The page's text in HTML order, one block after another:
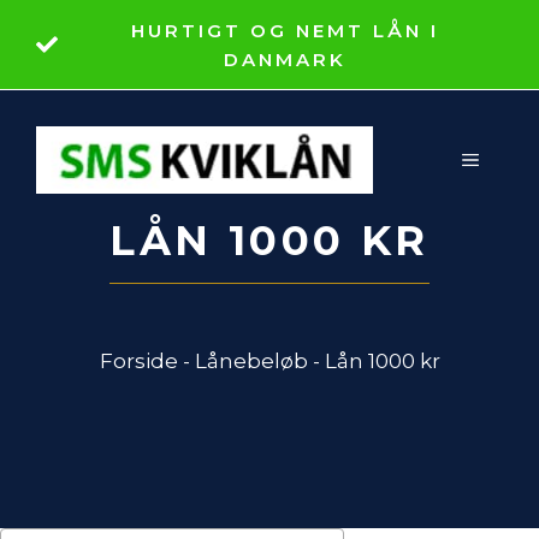
HURTIGT OG NEMT LÅN I
DANMARK
MENU
LÅN 1000 KR
Forside - Lånebeløb - Lån 1000 kr